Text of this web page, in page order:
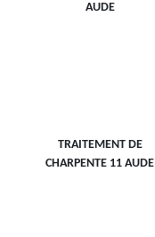
AUDE
TRAITEMENT DE
CHARPENTE 11 AUDE